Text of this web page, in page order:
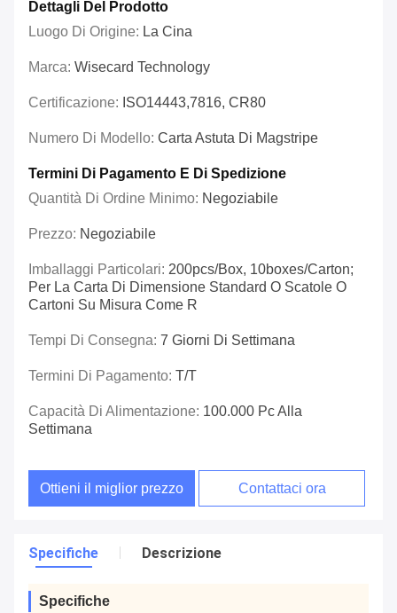
Dettagli Del Prodotto
Luogo Di Origine: La Cina
Marca: Wisecard Technology
Certificazione: ISO14443,7816, CR80
Numero Di Modello: Carta Astuta Di Magstripe
Termini Di Pagamento E Di Spedizione
Quantità Di Ordine Minimo: Negoziabile
Prezzo: Negoziabile
Imballaggi Particolari: 200pcs/box, 10boxes/carton;
Per La Carta Di Dimensione Standard O Scatole O
Cartoni Su Misura Come R
Tempi Di Consegna: 7 Giorni Di Settimana
Termini Di Pagamento: T/T
Capacità Di Alimentazione: 100.000 Pc Alla
Settimana
Ottieni il miglior prezzo Contattaci ora
Specifiche Descrizione
Specifiche